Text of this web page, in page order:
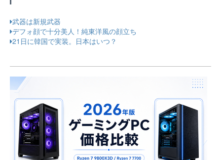
武器は新規武器
デフォ顔で十分美人！純東洋風の顔立ち
21日に韓国で実装。日本はいつ？